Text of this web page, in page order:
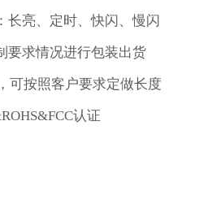
长亮、定时、快闪、慢闪
要求情况进行包装出货
可按照客户要求定做长度
认证